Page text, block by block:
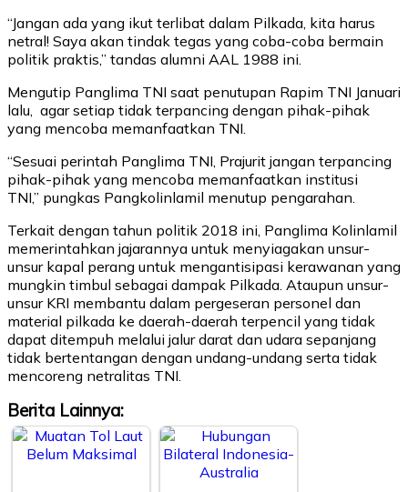
“Jangan ada yang ikut terlibat dalam Pilkada, kita harus
netral! Saya akan tindak tegas yang coba-coba bermain
politik praktis,” tandas alumni AAL 1988 ini.
Mengutip Panglima TNI saat penutupan Rapim TNI Januari
lalu, agar setiap tidak terpancing dengan pihak-pihak
yang mencoba memanfaatkan TNI.
“Sesuai perintah Panglima TNI, Prajurit jangan terpancing
pihak-pihak yang mencoba memanfaatkan institusi
TNI,” pungkas Pangkolinlamil menutup pengarahan.
Terkait dengan tahun politik 2018 ini, Panglima Kolinlamil
memerintahkan jajarannya untuk menyiagakan unsur-
unsur kapal perang untuk mengantisipasi kerawanan yang
mungkin timbul sebagai dampak Pilkada. Ataupun unsur-
unsur KRI membantu dalam pergeseran personel dan
material pilkada ke daerah-daerah terpencil yang tidak
dapat ditempuh melalui jalur darat dan udara sepanjang
tidak bertentangan dengan undang-undang serta tidak
mencoreng netralitas TNI.
Berita Lainnya: